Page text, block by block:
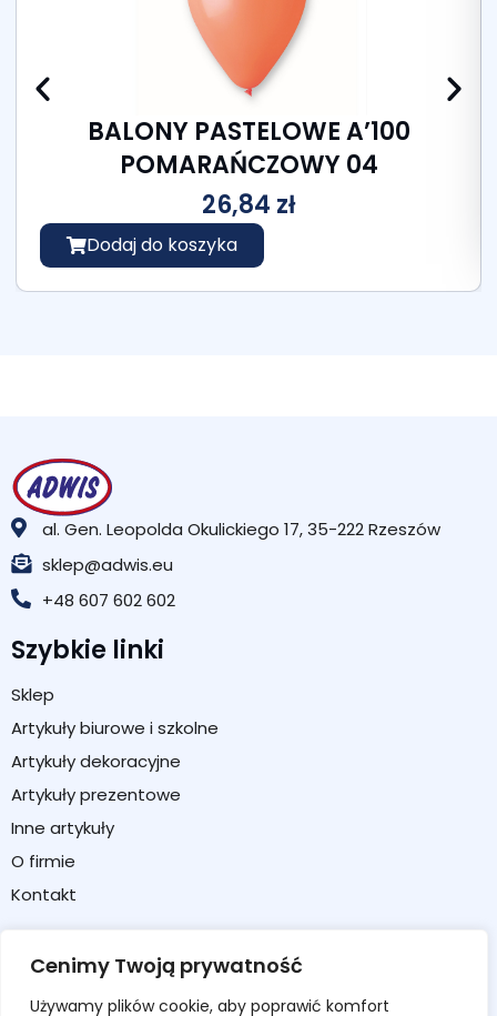
Cenimy Twoją prywatność
Używamy plików cookie, aby poprawić komfort
BALONY PASTELOWE A’100
POMARAŃCZOWY 04
26,84 zł
Dodaj do koszyka
al. Gen. Leopolda Okulickiego 17, 35-222 Rzeszów
sklep@adwis.eu
+48 607 602 602
Szybkie linki
Sklep
Artykuły biurowe i szkolne
Artykuły dekoracyjne
Artykuły prezentowe
Inne artykuły
O firmie
Kontakt